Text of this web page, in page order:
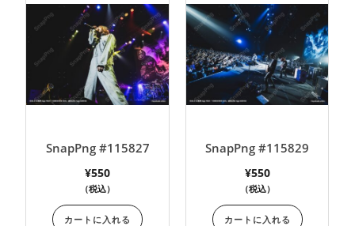
SnapPng #115827
¥550
（税込）
カートに入れる
SnapPng #115829
¥550
（税込）
カートに入れる